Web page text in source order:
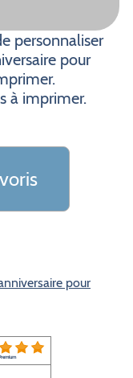
personnaliser
pour
à imprimer.
pour